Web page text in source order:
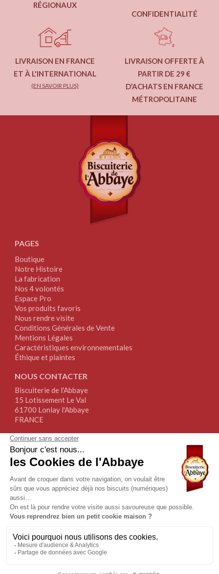
RÉGIONAUX
CONFIDENTIALITÉ
LIVRAISON EN FRANCE
ET À L'INTERNATIONAL
(EN SAVOIR PLUS)
LIVRAISON OFFERTE À
PARTIR DE 29 €
D’ACHATS EN FRANCE
MÉTROPOLITAINE
PAGES
Boutique
Notre Histoire
La fabrication
Nos 4 volontés
Espace Pro
Vos produits favoris
Nous rendre visite
Conditions Générales de Vente
Mentions Légales
Caractéristiques environnementales
Éthique et plaintes
NOUS CONTACTER
Biscuiterie de l'Abbaye
15 Lotissement Le Val
61700 Lonlay l'Abbaye
FRANCE
Tél.+33(0)2.33.30.64.64
Fax+33(0)2.76.34.17.67
NOUS SUIVRE
NEWSLETTER